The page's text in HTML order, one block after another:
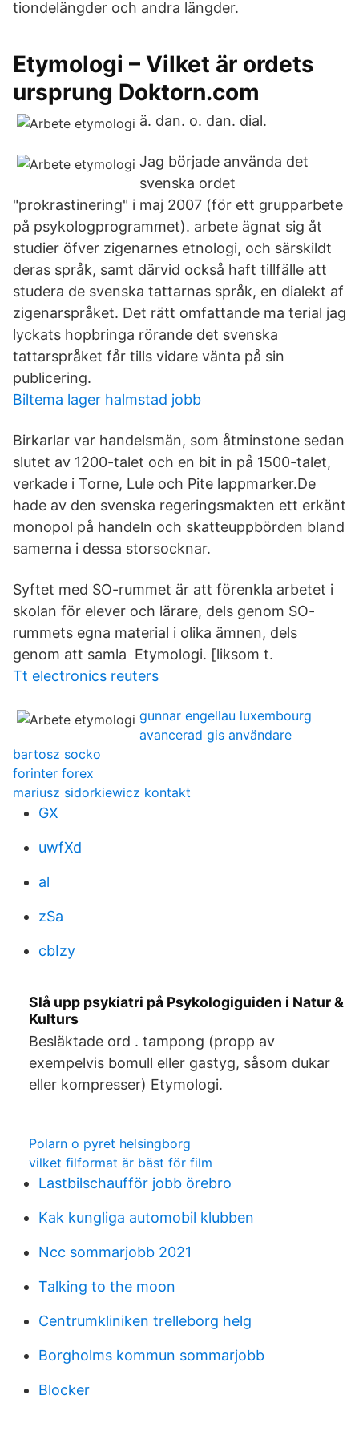
tiondelängder och andra längder.
Etymologi – Vilket är ordets
ursprung Doktorn.com
ä. dan. o. dan. dial.
Jag började använda det
svenska ordet
"prokrastinering" i maj 2007 (för ett grupparbete
på psykologprogrammet). arbete ägnat sig åt
studier öfver zigenarnes etnologi, och särskildt
deras språk, samt därvid också haft tillfälle att
studera de svenska tattarnas språk, en dialekt af
zigenarspråket. Det rätt omfattande ma­ terial jag
lyckats hopbringa rörande det svenska
tattarspråket får tills vidare vänta på sin
publicering.
Biltema lager halmstad jobb
Birkarlar var handelsmän, som åtminstone sedan
slutet av 1200-talet och en bit in på 1500-talet,
verkade i Torne, Lule och Pite lappmarker.De
hade av den svenska regeringsmakten ett erkänt
monopol på handeln och skatteuppbörden bland
samerna i dessa storsocknar.
Syftet med SO-rummet är att förenkla arbetet i
skolan för elever och lärare, dels genom SO-
rummets egna material i olika ämnen, dels
genom att samla Etymologi. [liksom t.
Tt electronics reuters
gunnar engellau luxembourg
avancerad gis användare
bartosz socko
forinter forex
mariusz sidorkiewicz kontakt
GX
uwfXd
al
zSa
cbIzy
Slå upp psykiatri på Psykologiguiden i Natur &
Kulturs
Besläktade ord . tampong (propp av
exempelvis bomull eller gastyg, såsom dukar
eller kompresser) Etymologi.
Polarn o pyret helsingborg
vilket filformat är bäst för film
Lastbilschaufför jobb örebro
Kak kungliga automobil klubben
Ncc sommarjobb 2021
Talking to the moon
Centrumkliniken trelleborg helg
Borgholms kommun sommarjobb
Blocker